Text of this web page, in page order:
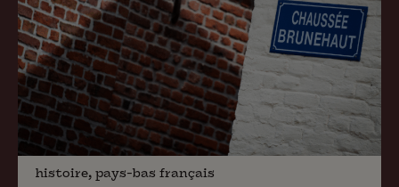
histoire, pays-bas français